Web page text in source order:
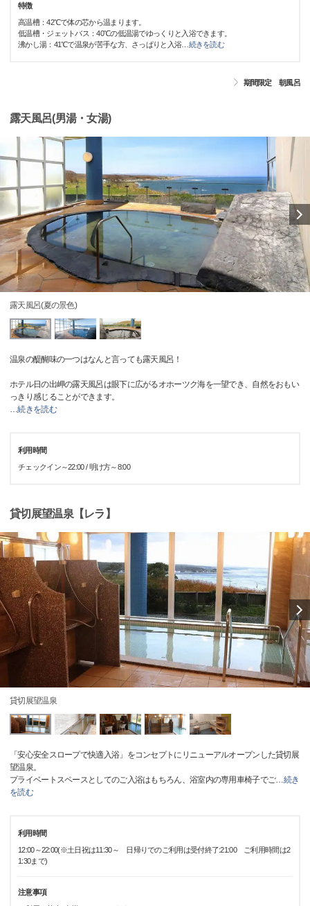
特徴
高温槽：42℃で体の芯から温まります。
低温槽・ジェットバス：40℃の低温湯でゆっくりと入浴できます。
沸かし湯：41℃で温泉が苦手な方、さっぱりと入浴… 続きを読む
期間限定 朝風呂
露天風呂(男湯・女湯)
露天風呂(夏の景色)
温泉の醍醐味の一つはなんと言っても露天風呂！
ホテル日の出岬の露天風呂は眼下に広がるオホーツク海を一望でき、自然をおもい
っきり感じることができます。
…続きを読む
利用時間
チェックイン～22:00 / 明け方～8:00
貸切展望温泉【レラ】
貸切展望温泉
「安心安全スロープで快適入浴」をコンセプトにリニューアルオープンした貸切展
望温泉。
プライベートスペースとしてのご入浴はもちろん、浴室内の専用車椅子でご…続き
を読む
利用時間
12:00～22:00(※土日祝は11:30～ 日帰りでのご利用は受付終了:21:00 ご利用時間は2
1:30まで)
注意事項